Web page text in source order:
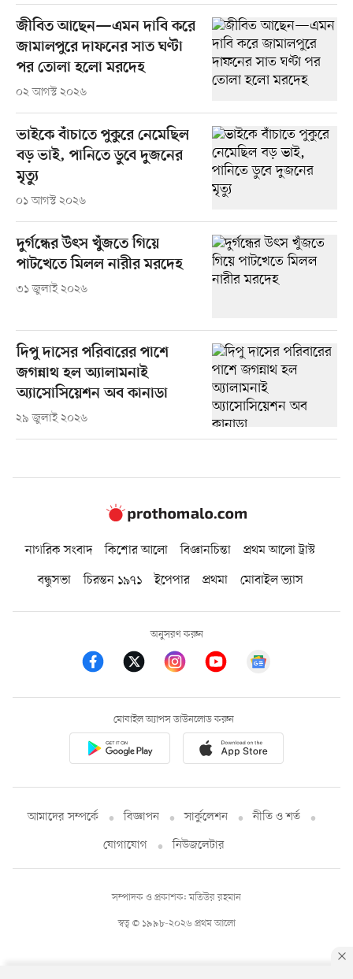
জীবিত আছেন—এমন দাবি করে
জামালপুরে দাফনের সাত ঘণ্টা
পর তোলা হলো মরদেহ
০২ আগস্ট ২০২৬
ভাইকে বাঁচাতে পুকুরে নেমেছিল
বড় ভাই, পানিতে ডুবে দুজনের
মৃত্যু
০১ আগস্ট ২০২৬
দুর্গন্ধের উৎস খুঁজতে গিয়ে
পাটখেতে মিলল নারীর মরদেহ
৩১ জুলাই ২০২৬
দিপু দাসের পরিবারের পাশে
জগন্নাথ হল অ্যালামনাই
অ্যাসোসিয়েশন অব কানাডা
২৯ জুলাই ২০২৬
নাগরিক সংবাদ কিশোর আলো বিজ্ঞানচিন্তা
প্রথম আলো ট্রাস্ট
বন্ধুসভা
চিরন্তন ১৯৭১ ইপেপার প্রথমা মোবাইল ভ্যাস
অনুসরণ করুন
মোবাইল অ্যাপস ডাউনলোড করুন
আমাদের সম্পর্কে বিজ্ঞাপন সার্কুলেশন
নীতি ও শর্ত
যোগাযোগ
নিউজলেটার
স্বত্ব © ১৯৯৮-২০২৬ প্রথম আলো
সম্পাদক ও প্রকাশক: মতিউর রহমান